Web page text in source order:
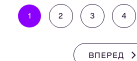
1 2 3 4
ВПЕРЕД